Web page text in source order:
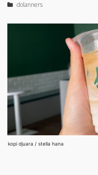
dolanners
kopi djuara / stella hana